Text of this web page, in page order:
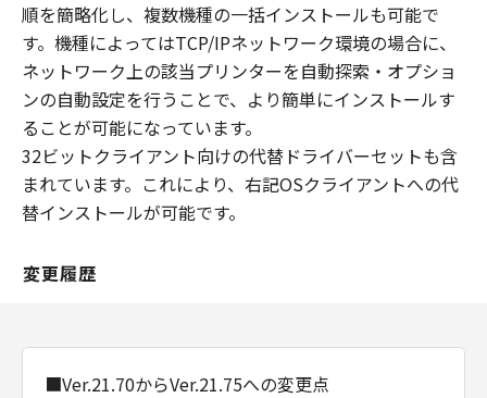
順を簡略化し、複数機種の一括インストールも可能で
す。機種によってはTCP/IPネットワーク環境の場合に、
ネットワーク上の該当プリンターを自動探索・オプショ
ンの自動設定を行うことで、より簡単にインストールす
ることが可能になっています。
32ビットクライアント向けの代替ドライバーセットも含
まれています。これにより、右記OSクライアントへの代
替インストールが可能です。
変更履歴
■Ver.21.70からVer.21.75への変更点